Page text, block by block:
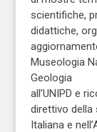
scientifiche,
didattiche,
Museologia
Geologia
all’UNIPD e
direttivo della
Italiana e